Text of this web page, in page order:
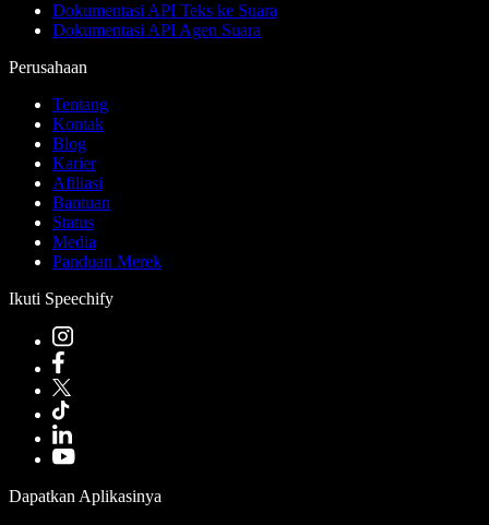
Dokumentasi API Teks ke Suara
Dokumentasi API Agen Suara
Perusahaan
Tentang
Kontak
Blog
Karier
Afiliasi
Bantuan
Status
Media
Panduan Merek
Ikuti Speechify
Dapatkan Aplikasinya